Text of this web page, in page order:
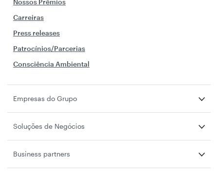
Carreiras
Press releases
Patrocínios/Parcerias
Consciência Ambiental
Empresas do Grupo
Soluções de Negócios
Business partners